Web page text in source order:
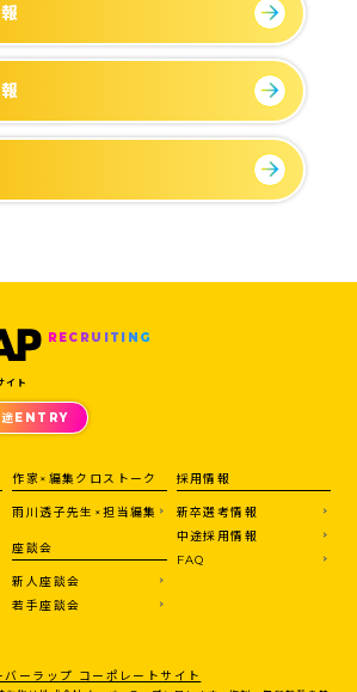
RECRUITING
イト
途ENTRY
作家×編集クロストーク
雨川透子先生×担当編集
座談会
新人座談会
若手座談会
採用情報
新卒選考情報
中途採用情報
FAQ
バーラップ コーポレートサイト